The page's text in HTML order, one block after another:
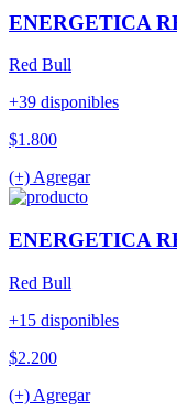
ENERGETICA
Red Bull
+39 disponibles
$1.800
(+) Agregar
ENERGETICA
Red Bull
+15 disponibles
$2.200
(+) Agregar